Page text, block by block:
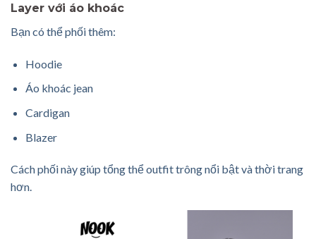
Layer với áo khoác
Bạn có thể phối thêm:
Hoodie
Áo khoác jean
Cardigan
Blazer
Cách phối này giúp tổng thể outfit trông nổi bật và thời trang
hơn.